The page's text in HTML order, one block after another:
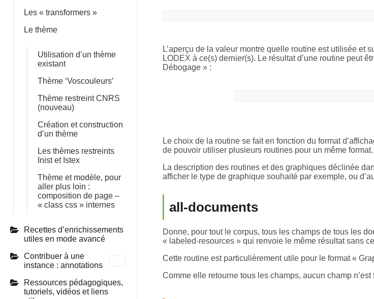
Les « transformers »
Le thème
Utilisation d’un thème
existant
Thème ‘Voscouleurs’
Thème restreint CNRS
(nouveau)
Création et construction
d’un thème
Les thèmes restreints
Inist et Istex
Thème et modèle, pour
aller plus loin :
composition de page –
« class css » internes
Recettes d’enrichissements
utiles en mode avancé
Contribuer à une
instance : annotations
Ressources pédagogiques,
tutoriels, vidéos et liens
L’aperçu de la valeur montre quelle routine est utilisée et
LODEX à ce(s) dernier(s). Le résultat d’une routine peut
Débogage » :
Le choix de la routine se fait en fonction du format
de pouvoir utiliser plusieurs routines pour un même format.
La description des routines et des graphiques déclinée
afficher le type de graphique souhaité par exemple, ou
all-documents
Donne, pour tout le corpus, tous les champs de tous les
« labeled-resources » qui renvoie le même résultat sans
Cette routine est particulièrement utile pour le format «
Comme elle retourne tous les champs, aucun champ n’est